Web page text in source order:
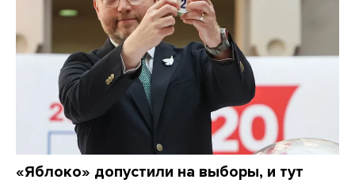
«Яблоко» допустили на выборы, и тут